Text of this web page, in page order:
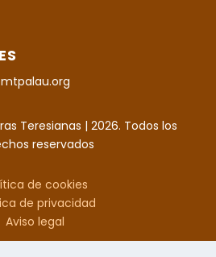
Teresianas | 2026. Todos los
reservados
de cookies
de privacidad
Aviso legal